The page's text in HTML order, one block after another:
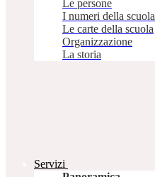
Le persone
I numeri della scuola
Le carte della scuola
Organizzazione
La storia
Servizi